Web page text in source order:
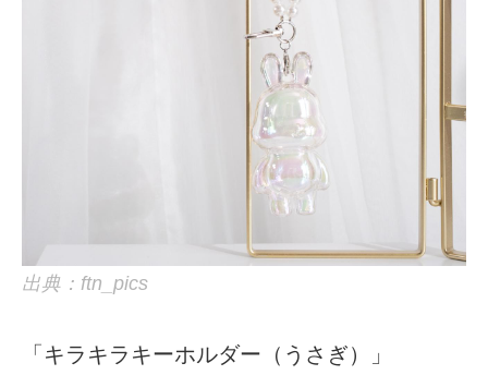
出典：ftn_pics
「キラキラキーホルダー（うさぎ）」